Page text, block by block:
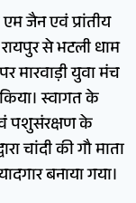
जैन एवं प्रांतीय
से भटली धाम
मारवाड़ी युवा मंच
स्वागत के
पशुसंरक्षण के
चांदी की गौ माता
बनाया गया।